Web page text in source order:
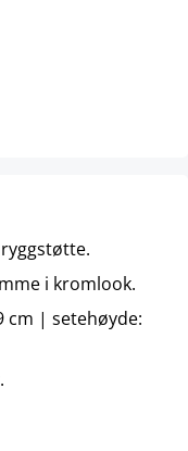
i kromlook.
cm | setehøyde: